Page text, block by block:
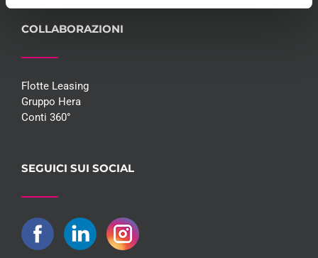
COLLABORAZIONI
Flotte Leasing
Gruppo Hera
Conti 360°
SEGUICI SUI SOCIAL